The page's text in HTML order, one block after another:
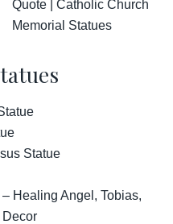
Quote | Catholic Church
Memorial Statues
Statue
Healing Angel, Tobias,
Decor